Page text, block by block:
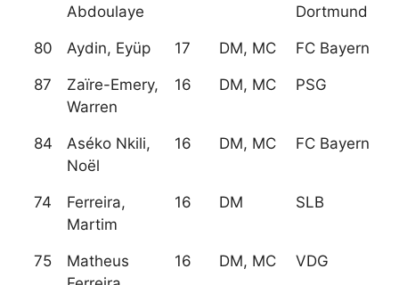
Abdoulaye
Dortmund
80 Aydin, Eyüp 17 DM, MC FC Bayern
87
Zaïre-Emery,
Warren
16 DM, MC PSG
84
Aséko Nkili,
Noël
16 DM, MC FC Bayern
74
Ferreira,
Martim
16 DM SLB
75
Matheus
16 DM, MC VDG